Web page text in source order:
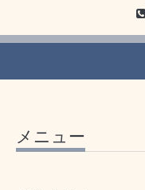
メニュー